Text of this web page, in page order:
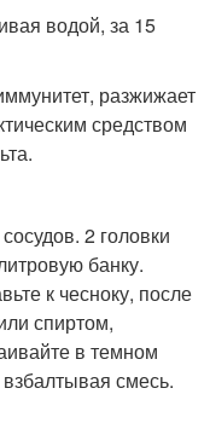
водой, за 15
разжижает
средством
2 головки
банку.
к чесноку, после
спиртом,
в темном
смесь.